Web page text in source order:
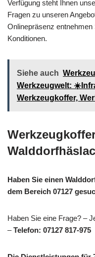
Verfügung steht Ihnen
Fragen zu unseren
Onlinepräsenz
Konditionen.
Siehe auch
Werkzeugwelt:
Werkzeugkoffer,
Haben Sie einen
dem Bereich 07127
Haben Sie eine Frage? –
–Telefon: 07127 817-975